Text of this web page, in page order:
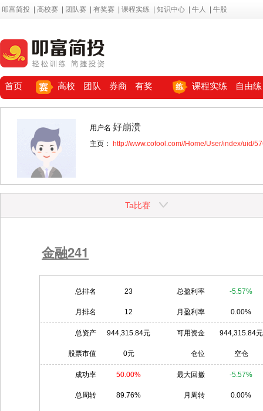
叩富简投 高校赛 团队赛 有奖赛 课程实练 知识中心 牛人 牛股
首页 高校 团队 券商 有奖 课程实练 自由练
用户名 好崩溃
主页： http://www.cofool.com//Home/User/index/uid/
Ta比赛
金融241
总排名 23 总盈利率 -5.57%
月排名 12 月盈利率 0.00%
总资产 944,315.84元 可用资金 944,315.84元
股票市值 0元 仓位 空仓
成功率 50.00% 最大回撤 -5.57%
总周转 89.76% 月周转 0.00%